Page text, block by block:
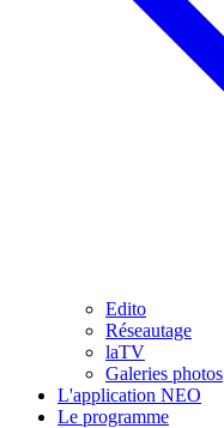
Edito
Réseautage
laTV
Galeries photos
L'application NEO
Le programme